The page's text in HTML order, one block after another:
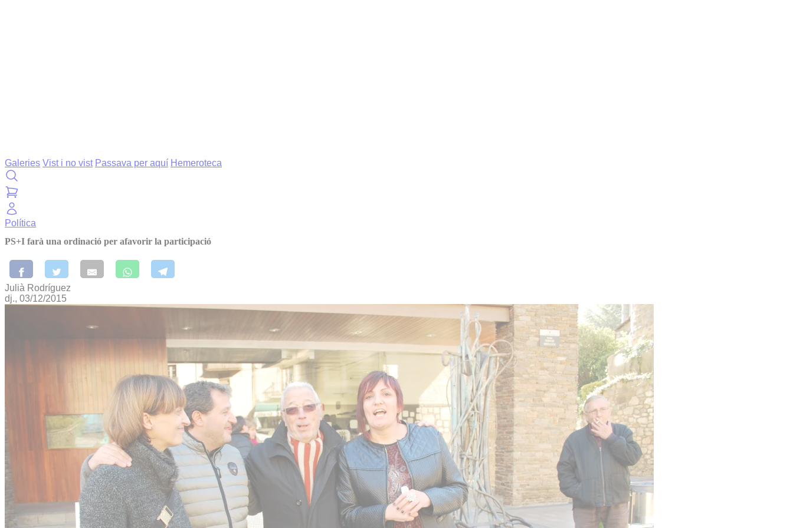
Galeries Vist i no vist Passava per aquí Hemeroteca
Política
PS+I farà una ordinació per afavorir la participació
Julià Rodríguez
dj., 03/12/2015